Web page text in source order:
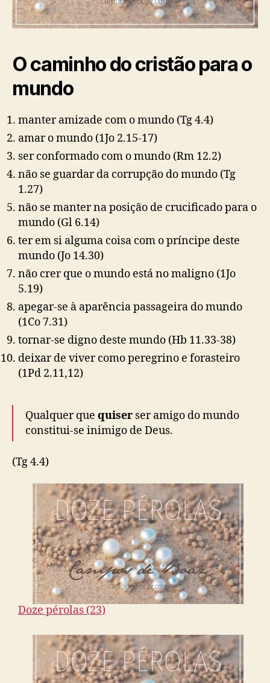
O caminho do cristão para o
mundo
manter amizade com o mundo (Tg 4.4)
amar o mundo (1Jo 2.15-17)
ser conformado com o mundo (Rm 12.2)
não se guardar da corrupção do mundo (Tg
1.27)
não se manter na posição de crucificado para o
mundo (Gl 6.14)
ter em si alguma coisa com o príncipe deste
mundo (Jo 14.30)
não crer que o mundo está no maligno (1Jo
5.19)
apegar-se à aparência passageira do mundo
(1Co 7.31)
tornar-se digno deste mundo (Hb 11.33-38)
deixar de viver como peregrino e forasteiro
(1Pd 2.11,12)
Qualquer que quiser ser amigo do mundo
constitui-se inimigo de Deus.
(Tg 4.4)
Doze pérolas (23)